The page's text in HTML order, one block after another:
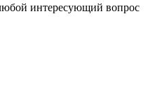
интересующий вопрос